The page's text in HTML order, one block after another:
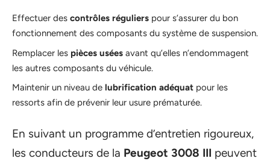
Effectuer des contrôles réguliers pour s’assurer du bon
fonctionnement des composants du système de suspension.
Remplacer les pièces usées avant qu’elles n’endommagent
les autres composants du véhicule.
Maintenir un niveau de lubrification adéquat pour les
ressorts afin de prévenir leur usure prématurée.
En suivant un programme d’entretien rigoureux,
les conducteurs de la Peugeot 3008 III peuvent